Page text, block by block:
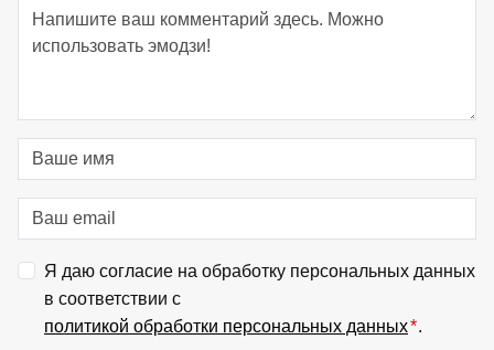
Я даю согласие на обработку персональных данных
в соответствии с
политикой обработки персональных данных*.